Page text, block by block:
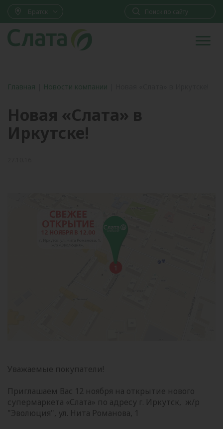
Братск
Главная Новости компании
Новая «Слата» в
Иркутске!
Уважаемые покупатели!
Приглашаем Вас 12 ноября на открытие нового
супермаркета «Слата» по адресу г. Иркутск, ж/р
"Эволюция", ул. Нита Романова, 1